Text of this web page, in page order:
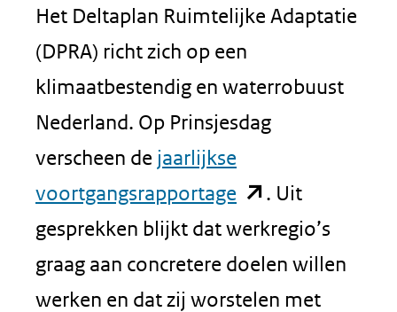
Het Deltaplan Ruimtelijke Adaptatie
(DPRA) richt zich op een
klimaatbestendig en waterrobuust
Nederland. Op Prinsjesdag
verscheen de jaarlijkse
voortgangsrapportage (opent
in
nieuw
venster)
. Uit
gesprekken blijkt dat werkregio’s
graag aan concretere doelen willen
werken en dat zij worstelen met